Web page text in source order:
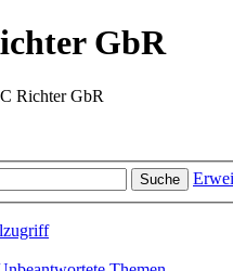
GbR
Richter GbR
Suche